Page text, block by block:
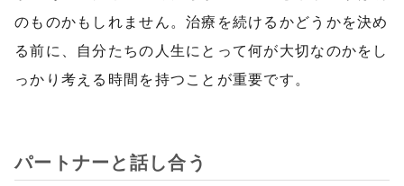
のものかもしれません。治療を続けるかどうかを決め
る前に、自分たちの人生にとって何が大切なのかをし
っかり考える時間を持つことが重要です。
パートナーと話し合う